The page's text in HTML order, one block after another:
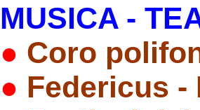
MUSICA -
● Coro
● Federicus -